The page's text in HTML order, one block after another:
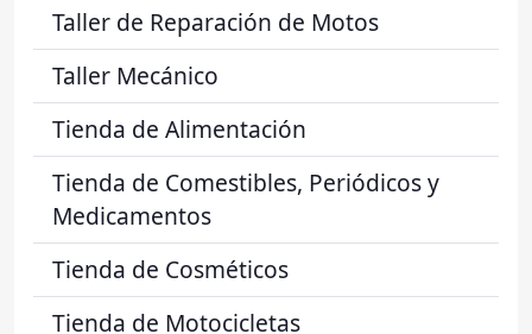
Taller de Reparación de Motos
Taller Mecánico
Tienda de Alimentación
Tienda de Comestibles, Periódicos y
Medicamentos
Tienda de Cosméticos
Tienda de Motocicletas